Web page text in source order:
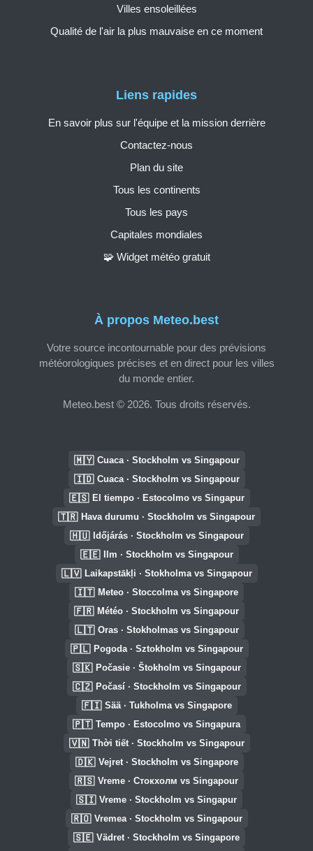
À propos Meteo.best
Votre source incontournable pour des prévisions
météorologiques précises et en direct pour les villes
du monde entier.
Meteo.best © 2026. Tous droits réservés.
Liens rapides
En savoir plus sur l'équipe et la mission derrière
Contactez-nous
Plan du site
Tous les continents
Tous les pays
Capitales mondiales
🧩 Widget météo gratuit
Villes ensoleillées
Qualité de l'air la plus mauvaise en ce moment
🇲🇾 Cuaca · Stockholm vs Singapour
🇮🇩 Cuaca · Stockholm vs Singapour
🇪🇸 El tiempo · Estocolmo vs Singapur
🇹🇷 Hava durumu · Stockholm vs Singapour
🇭🇺 Időjárás · Stockholm vs Singapour
🇪🇪 Ilm · Stockholm vs Singapour
🇱🇻 Laikapstākļi · Stokholma vs Singapour
🇮🇹 Meteo · Stoccolma vs Singapore
🇫🇷 Météo · Stockholm vs Singapour
🇱🇹 Oras · Stokholmas vs Singapour
🇵🇱 Pogoda · Sztokholm vs Singapour
🇸🇰 Počasie · Štokholm vs Singapour
🇨🇿 Počasí · Stockholm vs Singapour
🇫🇮 Sää · Tukholma vs Singapore
🇵🇹 Tempo · Estocolmo vs Singapura
🇻🇳 Thời tiết · Stockholm vs Singapour
🇩🇰 Vejret · Stockholm vs Singapore
🇷🇸 Vreme · Стокхолм vs Singapour
🇸🇮 Vreme · Stockholm vs Singapur
🇷🇴 Vremea · Stockholm vs Singapour
🇸🇪 Vädret · Stockholm vs Singapore